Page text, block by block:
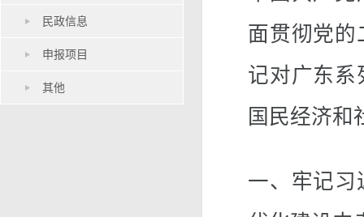
民政信息
申报项目
其他
面贯彻党
记对广东系
国民经济和
一、牢记习